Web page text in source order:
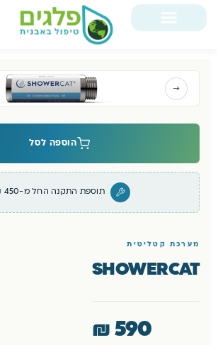
מערכת קטליטית
SHOWERCAT
590
₪
→
הוספה לסל
תוספת התקנה החל מ-450 ₪